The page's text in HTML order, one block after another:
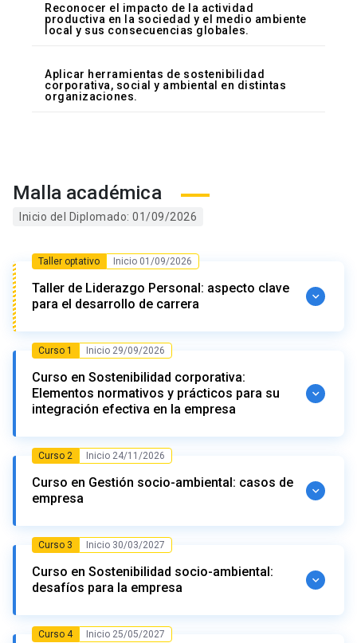
Reconocer el impacto de la actividad
productiva en la sociedad y el medio ambiente
local y sus consecuencias globales.
Aplicar herramientas de sostenibilidad
corporativa, social y ambiental en distintas
organizaciones.
Malla académica
Inicio del Diplomado: 01/09/2026
Taller optativo Inicio 01/09/2026
Taller de Liderazgo Personal: aspecto clave
para el desarrollo de carrera
Inicio: 01/09/2026 Término: 29/09/2026
Contenido
Liderazgo y gestión personal
Importancia del autoconocimiento y la gestión
Manejo del tiempo
Gestión emocional y capital psicológico
Importancia de las emociones en el
Estrategias de gestión emocional
Curso 1 Inicio 29/09/2026
Curso en Sostenibilidad corporativa:
Elementos normativos y prácticos para su
integración efectiva en la empresa
Inicio: 29/09/2026 Término: 24/11/2026
Resultado de aprendizaje
Aplicar los elementos normativos y prácticos de
la sostenibilidad corporativa.
Profesor Juan Eduardo Ibáñez
Curso 2 Inicio 24/11/2026
Curso en Gestión socio-ambiental: casos de
empresa
Inicio: 24/11/2026 Término: 19/01/2027
Resultado de aprendizaje
Aplicar estrategias de desarrollo sostenible,
considerando el análisis de indicadores ESG en
Curso 3 Inicio 30/03/2027
Curso en Sostenibilidad socio-ambiental:
desafíos para la empresa
Curso 4 Inicio 25/05/2027